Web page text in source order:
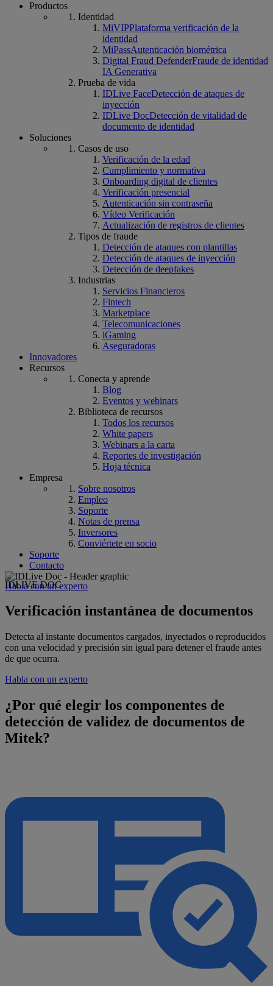
Productos
Identidad
MiVIPPlataforma verificación de la
identidad
MiPassAutenticación biométrica
Digital Fraud DefenderFraude de identidad
IA Generativa
Prueba de vida
IDLive FaceDetección de ataques de
inyección
IDLive DocDetección de vitalidad de
documento de identidad
Soluciones
Casos de uso
Verificación de la edad
Cumplimiento y normativa
Onboarding digital de clientes
Verificación presencial
Autenticación sin contraseña
Vídeo Verificación
Actualización de registros de clientes
Tipos de fraude
Detección de ataques con plantillas
Detección de ataques de inyección
Detección de deepfakes
Industrias
Servicios Financieros
Fintech
Marketplace
Telecomunicaciones
iGaming
Aseguradoras
Innovadores
Recursos
Conecta y aprende
Blog
Eventos y webinars
Biblioteca de recursos
Todos los recursos
White papers
Webinars a la carta
Reportes de investigación
Hoja técnica
Empresa
Sobre nosotros
Empleo
Soporte
Notas de prensa
Inversores
Conviértete en socio
Soporte
Contacto
Habla con un experto
IDLIVE DOC
Verificación instantánea de documentos
Detecta al instante documentos cargados, inyectados o reproducidos
con una velocidad y precisión sin igual para detener el fraude antes
de que ocurra.
Habla con un experto
¿Por qué elegir los componentes de
detección de validez de documentos de
Mitek?